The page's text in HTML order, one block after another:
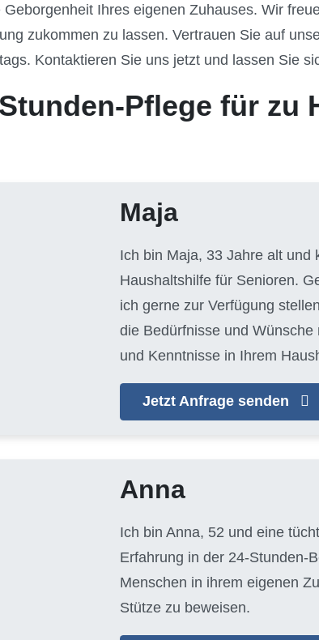
Geborgenheit Ihres eigenen Zuhauses. Wir
zukommen zu lassen. Vertrauen Sie auf
Kontaktieren Sie uns jetzt und lassen Sie
Pflege für zu
Maja
Ich bin Maja, 33 Jahre alt und
Haushaltshilfe für Senioren.
ich gerne zur Verfügung
die Bedürfnisse und
und Kenntnisse in Ihrem
Jetzt Anfrage senden
Anna
Ich bin Anna, 52 und eine
Erfahrung in der 24-Stunden-
Menschen in ihrem eigenen
Stütze zu beweisen.